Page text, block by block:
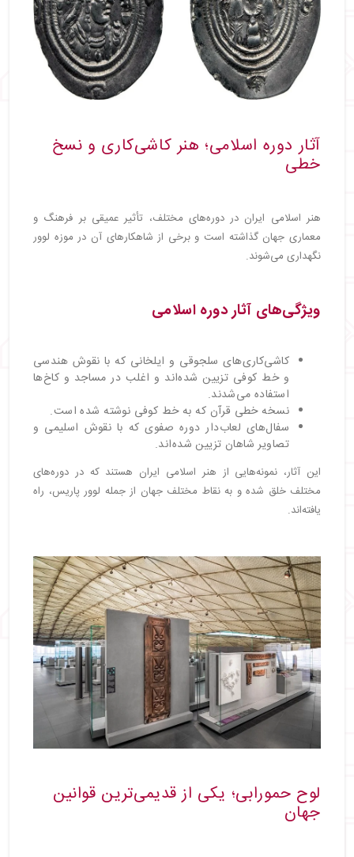
آثار دوره اسلامی؛ هنر کاشی‌کاری و نسخ
خطی
هنر اسلامی ایران در دوره‌های مختلف، تأثیر عمیقی بر فرهنگ و
معماری جهان گذاشته است و برخی از شاهکارهای آن در موزه لوور
نگهداری می‌شوند.
ویژگی‌های آثار دوره اسلامی
کاشی‌کاری‌های سلجوقی و ایلخانی که با نقوش هندسی
و خط کوفی تزیین شده‌اند و اغلب در مساجد و کاخ‌ها
استفاده می‌شدند.
نسخه خطی قرآن که به خط کوفی نوشته شده است.
سفال‌های لعاب‌دار دوره صفوی که با نقوش اسلیمی و
تصاویر شاهان تزیین شده‌اند.
این آثار، نمونه‌هایی از هنر اسلامی ایران هستند که در دوره‌های
مختلف خلق شده و به نقاط مختلف جهان از جمله لوور پاریس، راه
یافته‌اند.
لوح حمورابی؛ یکی از قدیمی‌ترین قوانین
جهان